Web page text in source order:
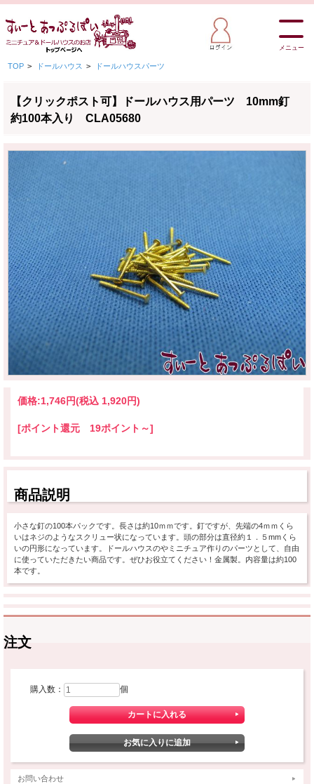
メニュー
TOP > ドールハウス > ドールハウスパーツ
【クリックポスト可】ドールハウス用パーツ 10mm釘
約100本入り CLA05680
価格:1,746円(税込 1,920円)
[ポイント還元 19ポイント～]
商品説明
小さな釘の100本パックです。長さは約10ｍｍです。釘ですが、先端の4ｍｍくら
いはネジのようなスクリュー状になっています。頭の部分は直径約１．５mmくら
いの円形になっています。ドールハウスのやミニチュア作りのパーツとして、自由
に使っていただきたい商品です。ぜひお役立てください！金属製。内容量は約100
本です。
注文
購入数： 個
お問い合わせ